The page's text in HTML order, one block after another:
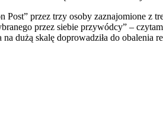
Post” przez trzy osoby zaznajomione z
przez siebie przywódcy” –
dużą skalę doprowadziła do obalenia